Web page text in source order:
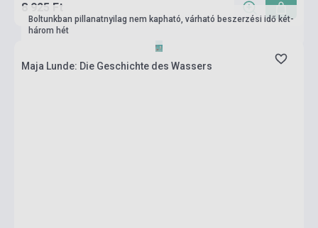
8 925 Ft
Boltunkban pillanatnyilag nem kapható, várható beszerzési idő két-
három hét
Maja Lunde: Die Geschichte des Wassers